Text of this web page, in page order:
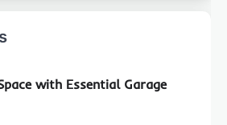
with Essential Garage